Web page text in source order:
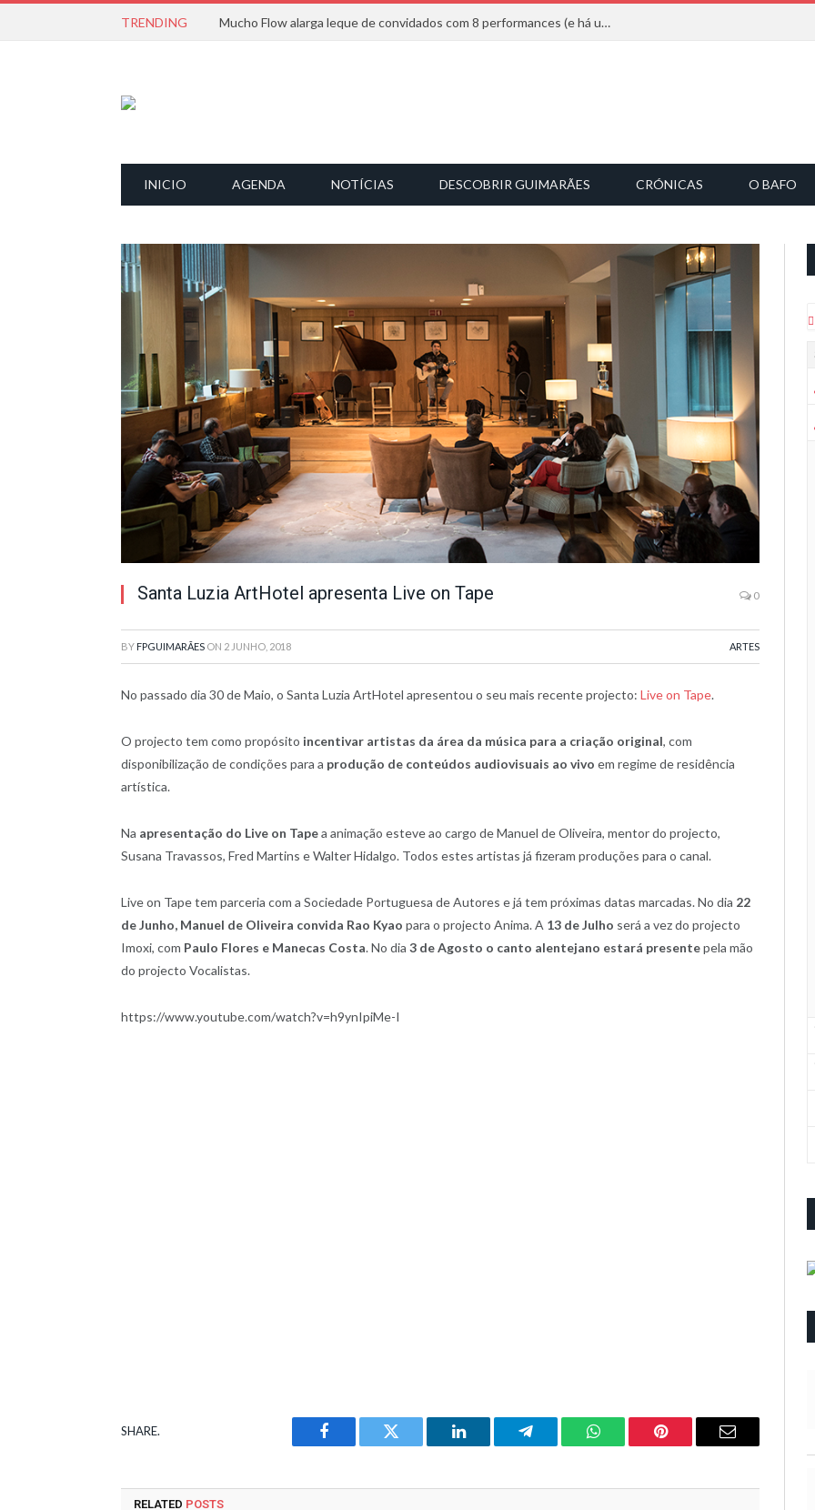
TRENDING Mucho Flow alarga leque de convidados com 8 performances (e há uma saída)
INICIO AGENDA NOTÍCIAS DESCOBRIR GUIMARÃES CRÓNICAS O BAFO
Santa Luzia ArtHotel apresenta Live on Tape 0
BY FPGUIMARÃES ON 2 JUNHO, 2018 ARTES
No passado dia 30 de Maio, o Santa Luzia ArtHotel apresentou o seu mais recente projecto: Live on Tape.
O projecto tem como propósito incentivar artistas da área da música para a criação original, com
disponibilização de condições para a produção de conteúdos audiovisuais ao vivo em regime de residência
artística.
Na apresentação do Live on Tapea animação esteve ao cargo de Manuel de Oliveira, mentor do projecto,
Susana Travassos, Fred Martins e Walter Hidalgo. Todos estes artistas já fizeram produções para o canal.
Live on Tape tem parceria com a Sociedade Portuguesa de Autores e já tem próximas datas marcadas. No dia 22
de Junho, Manuel de Oliveira convida Rao Kyao para o projecto Anima. A 13 de Julho será a vez do projecto
Imoxi, com Paulo Flores e Manecas Costa. No dia 3 de Agosto o canto alentejano estará presentepela mão
do projecto Vocalistas.
https://www.youtube.com/watch?v=h9ynIpiMe-I
SHARE.
Facebook Twitter LinkedIn Telegram WhatsAppPinterest Email
RELATED POSTS